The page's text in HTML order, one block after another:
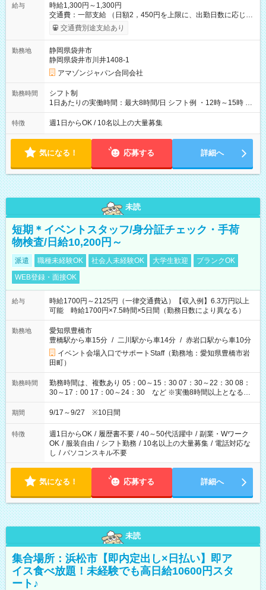
給与
時給1,300円～1,300円
交通費：一部支給 （日額2，450円を上限に、出勤日数に応じて
実費支給） ※22:00～翌5:00までは時給25%UP！ ■給与前払い
制度あり ※前払い額の上限あり、手数料無料（Amazon負担）
交通費別途支給あり
勤務地
静岡県袋井市
静岡県袋井市川井1408-1
アマゾンジャパン合同会社
勤務時間
シフト制
1日あたりの実働時間：最大8時間/日 シフト例 ・12時～15時 入
社後、就業可能シフトをご確認の上、申請してください。
特徴 週1日からOK / 10名以上の大量募集
気になる！ 応募する 詳細へ
未読
短期＊イベントスタッフ/身分証チェック・手荷
物検査/日給10,200円～
派遣 職種未経験OK 社会人未経験OK 大学生歓迎
ブランクOK
WEB登録・面接OK
給与
時給1700円～2125円（一律交通費込）【収入例】6.3万円以上
可能 時給1700円×7.5時間×5日間（勤務日数により異なる）
勤務地
愛知県豊橋市
豊橋駅から車15分 / 二川駅から車14分 / 赤岩口駅から車10分
イベント会場入口でサポートStaff（勤務地：愛知県豊橋市岩
田町）
勤務時間
勤務時間は、複数あり 05：00～15：30 07：30～22：30 08：
30～17：00 17：00～24：30 など ※実働8時間以上となる勤
務もあります。 【休憩】60分+他休憩あり 交替で取得します。
安全面に配慮しこまめな休憩があります。
期間 9/17～9/27 ※10日間
特徴 週1日からOK / 履歴書不要 / 40～50代活躍中 / 副業・Wワーク
OK / 服装自由 / シフト勤務 / 10名以上の大量募集 / 電話対応な
し / パソコンスキル不要
気になる！ 応募する 詳細へ
未読
集合場所：浜松市【即内定出し×日払い】即ア
イス食べ放題！未経験でも高日給10600円スタ
ート♪